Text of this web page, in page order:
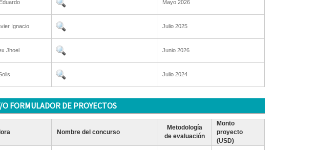
Mayo 2026
Ignacio Julio 2025
Jhoel Junio 2026
Julio 2024
FORMULADOR DE PROYECTOS
Nombre del concurso
Metodología
de evaluación
Monto
proyecto
(USD)